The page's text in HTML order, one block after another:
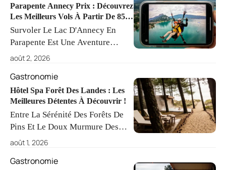
Le Souffle, Mêlant Jeux
Aquatiques Et Techniques De
Descente.
Parapente Annecy Prix : Découvrez
Les Meilleurs Vols À Partir De 85
€!
Survoler Le Lac D'Annecy En
Parapente Est Une Aventure
Inoubliable. Avec Un Prix De
Formules S'offre À Vous, Parfaites
Pour Toute La Famille, Enfants
Comme Adultes, À La Recherche
De Sensations Fortes.
août 2, 2026
Gastronomie
Hôtel Spa Forêt Des Landes : Les
Meilleures Détentes À Découvrir !
Entre La Sérénité Des Forêts De
Pins Et Le Doux Murmure Des
Vagues, Choisir Un Hôtel Spa
Dans Une Oasis De Bien-Être.
août 1, 2026
Gastronomie